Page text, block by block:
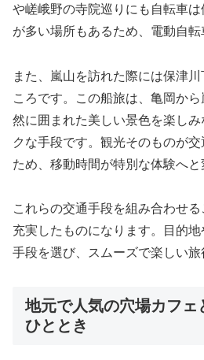
や嵯峨野の寺院巡りにも自転車
が多い場所もあるため、電動自転
また、嵐山を訪れた際には保津
ころです。この船旅は、亀岡か
然に囲まれた美しい景色を楽し
クな手段です。観光そのものが
ため、移動時間が特別な体験へと
これらの交通手段を組み合わせ
充実したものになります。目的
手段を選び、スムーズで楽しい旅
地元で人気の穴場カフェ
ひととき